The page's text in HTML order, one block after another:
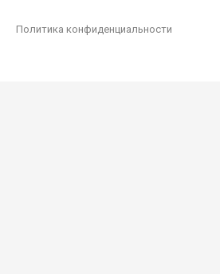
Политика конфиденциальности